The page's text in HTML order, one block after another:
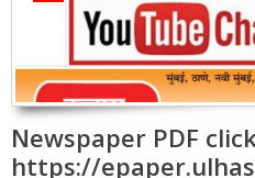
Newspaper PDF
https://